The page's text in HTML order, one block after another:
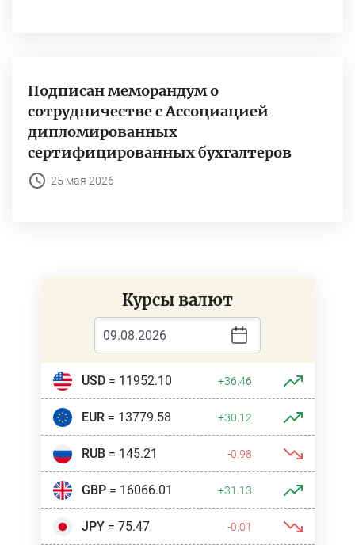
Подписан меморандум о
сотрудничестве с Ассоциацией
дипломированных
сертифицированных бухгалтеров
25 мая 2026
Курсы валют
USD= 11952.10 +36.46
EUR= 13779.58 +30.12
RUB= 145.21 -0.98
GBP= 16066.01 +31.13
JPY= 75.47 -0.01